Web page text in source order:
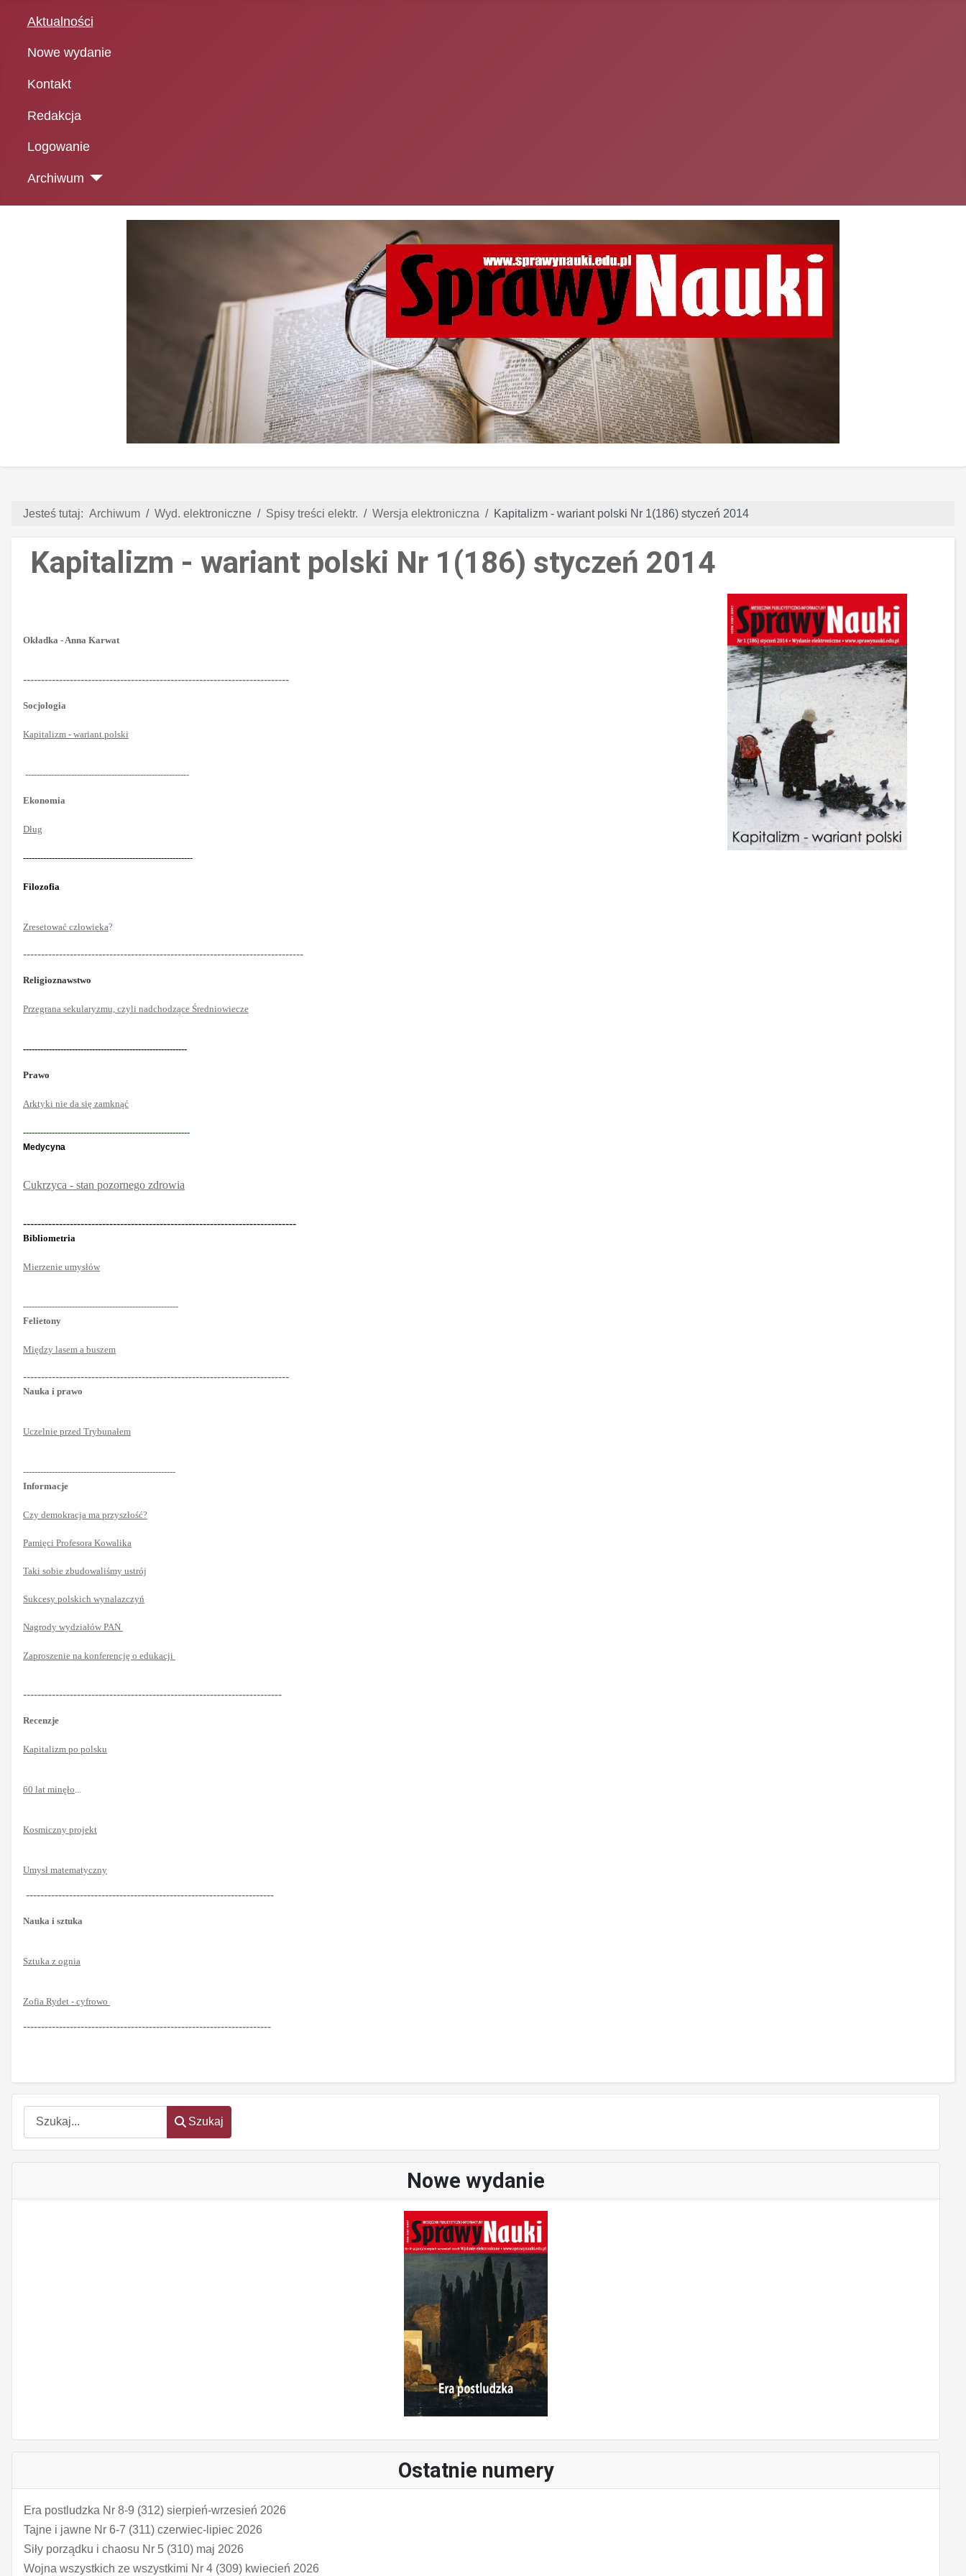
Aktualności
Nowe wydanie
Kontakt
Redakcja
Logowanie
Archiwum
Szukaj
Szukaj
Nowe wydanie
Ostatnie numery
Era postludzka Nr 8-9 (312) sierpień-wrzesień 2026
Tajne i jawne Nr 6-7 (311) czerwiec-lipiec 2026
Siły porządku i chaosu Nr 5 (310) maj 2026
Wojna wszystkich ze wszystkimi Nr 4 (309) kwiecień 2026
Jesteś tutaj: Archiwum Wyd. elektroniczne Spisy treści elektr. Wersja elektroniczna Kapitalizm - wariant polski Nr 1(186) styczeń 2014
Kapitalizm - wariant polski Nr 1(186) styczeń 2014
Okładka - Anna Karwat
--------------------------------------------------------------------------
Socjologia
Kapitalizm - wariant polski
---------------------------------------------------------
Ekonomia
Dług
-----------------------------------------------------------
Filozofia
Zresetować człowieka?
------------------------------------------------------------------------------
Religioznawstwo
Przegrana sekularyzmu, czyli nadchodzące Średniowiecze
---------------------------------------------------------
Prawo
Arktyki nie da się zamknąć
----------------------------------------------------------
Medycyna
Cukrzyca - stan pozornego zdrowia
----------------------------------------------------------------------------
Bibliometria
Mierzenie umysłów
------------------------------------------------------
Felietony
Między lasem a buszem
--------------------------------------------------------------------------
Nauka i prawo
Uczelnie przed Trybunałem
-----------------------------------------------------
Informacje
Czy demokracja ma przyszłość?
Pamięci Profesora Kowalika
Taki sobie zbudowaliśmy ustrój
Sukcesy polskich wynalazczyń
Nagrody wydziałów PAN
Zaproszenie na konferencję o edukacji
------------------------------------------------------------------------
Recenzje
Kapitalizm po polsku
60 lat minęło
Kosmiczny projekt
Umysł matematyczny
---------------------------------------------------------------------
Nauka i sztuka
Sztuka z ognia
Zofia Rydet - cyfrowo
---------------------------------------------------------------------